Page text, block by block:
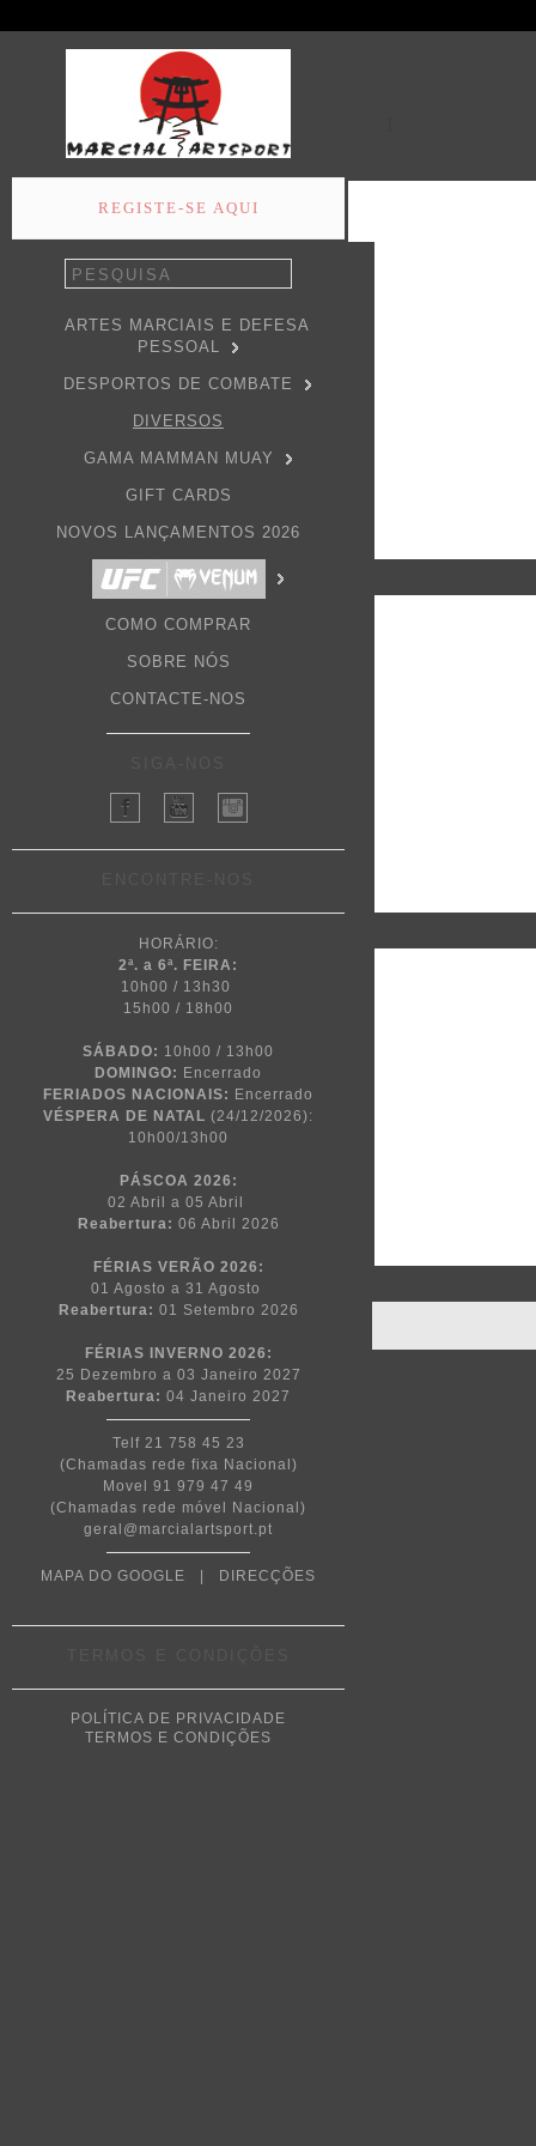
REGISTE-SE AQUI
ARTES MARCIAIS E DEFESA
PESSOAL
DESPORTOS DE COMBATE
DIVERSOS
GAMA MAMMAN MUAY
GIFT CARDS
NOVOS LANÇAMENTOS 2026
COMO COMPRAR
SOBRE NÓS
CONTACTE-NOS
HORÁRIO:
2ª. a 6ª. FEIRA:
10h00 / 13h30
15h00 / 18h00
SÁBADO: 10h00 / 13h00
DOMINGO: Encerrado
FERIADOS NACIONAIS: Encerrado
VÉSPERA DE NATAL (24/12/2026):
10h00/13h00
PÁSCOA 2026:
02 Abril a 05 Abril
Reabertura: 06 Abril 2026
FÉRIAS VERÃO 2026:
01 Agosto a 31 Agosto
Reabertura: 01 Setembro 2026
FÉRIAS INVERNO 2026:
25 Dezembro a 03 Janeiro 2027
Reabertura: 04 Janeiro 2027
Telf 21 758 45 23
(Chamadas rede fixa Nacional)
Movel 91 979 47 49
(Chamadas rede móvel Nacional)
geral@marcialartsport.pt
MAPA DO GOOGLE DIRECÇÕES
POLÍTICA DE PRIVACIDADE
TERMOS E CONDIÇÕES